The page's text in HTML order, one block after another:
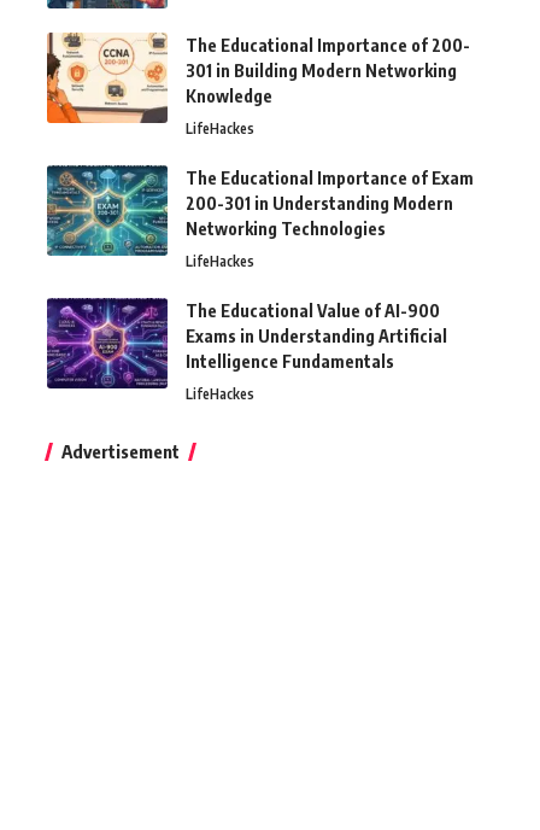
The Educational Importance of 200-
301 in Building Modern Networking
Knowledge
LifeHackes
The Educational Importance of Exam
200-301 in Understanding Modern
Networking Technologies
LifeHackes
The Educational Value of AI-900
Exams in Understanding Artificial
Intelligence Fundamentals
LifeHackes
Advertisement